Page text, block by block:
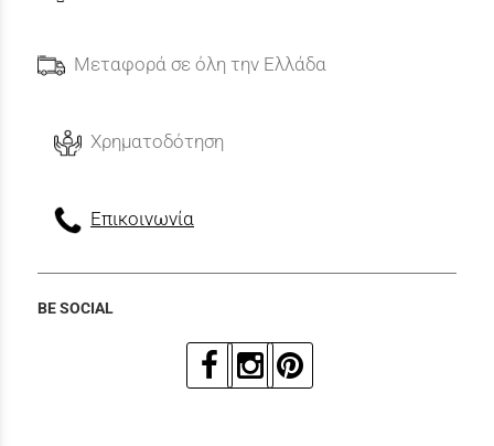
Μεταφορά σε όλη την Ελλάδα
Χρηματοδότηση
Επικοινωνία
BE SOCIAL